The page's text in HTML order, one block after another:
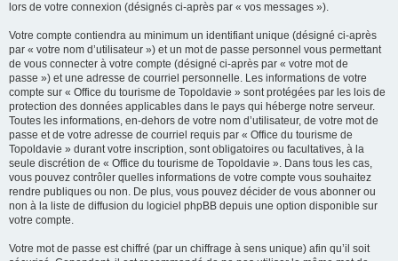
lors de votre connexion (désignés ci-après par « vos messages »).
Votre compte contiendra au minimum un identifiant unique (désigné ci-après
par « votre nom d’utilisateur ») et un mot de passe personnel vous permettant
de vous connecter à votre compte (désigné ci-après par « votre mot de
passe ») et une adresse de courriel personnelle. Les informations de votre
compte sur « Office du tourisme de Topoldavie » sont protégées par les lois de
protection des données applicables dans le pays qui héberge notre serveur.
Toutes les informations, en-dehors de votre nom d’utilisateur, de votre mot de
passe et de votre adresse de courriel requis par « Office du tourisme de
Topoldavie » durant votre inscription, sont obligatoires ou facultatives, à la
seule discrétion de « Office du tourisme de Topoldavie ». Dans tous les cas,
vous pouvez contrôler quelles informations de votre compte vous souhaitez
rendre publiques ou non. De plus, vous pouvez décider de vous abonner ou
non à la liste de diffusion du logiciel phpBB depuis une option disponible sur
votre compte.
Votre mot de passe est chiffré (par un chiffrage à sens unique) afin qu’il soit